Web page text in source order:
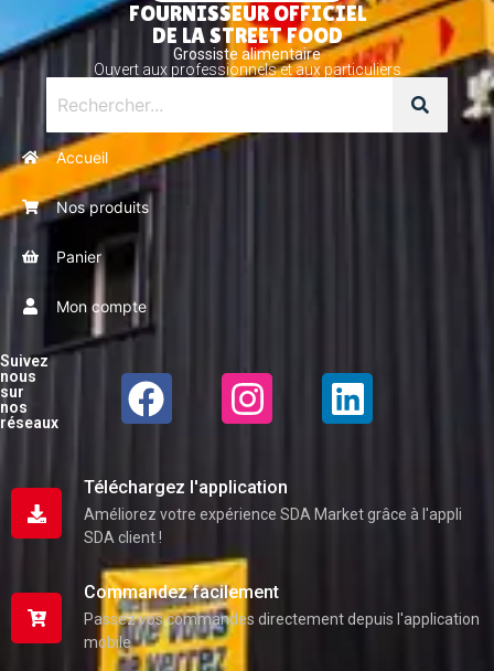
FOURNISSEUR OFFICIEL
DE LA STREET FOOD
Grossiste alimentaire
Ouvert aux professionnels et aux particuliers
Accueil
Nos produits
Panier
Mon compte
Téléchargez l'application
Améliorez votre expérience SDA Market grâce à l'appli
SDA client !
Commandez facilement
Passez vos commandes directement depuis l'application
mobile
Suivez
nous
sur
nos
réseaux